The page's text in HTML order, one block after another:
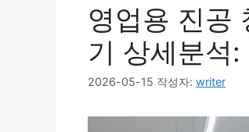
영업용 진공
기 상세분석
2026-05-15 작성자: writer